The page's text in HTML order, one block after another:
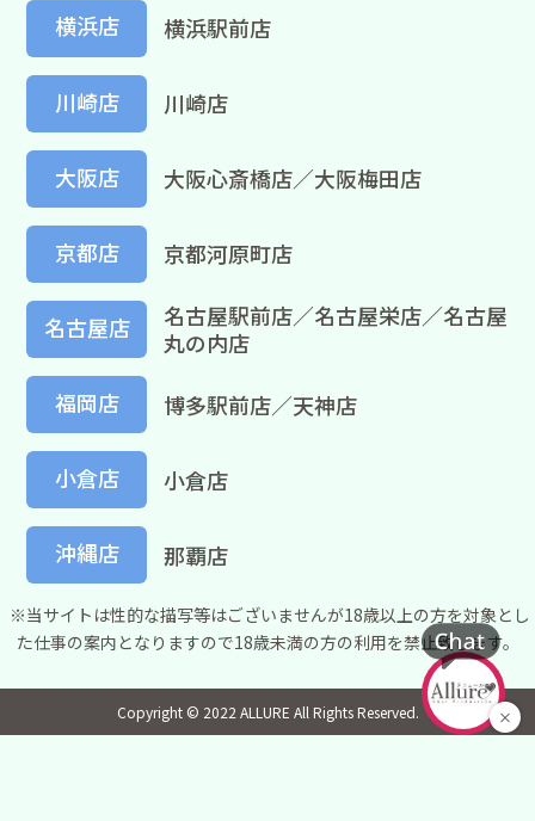
横浜店 横浜駅前店
川崎店 川崎店
大阪店 大阪心斎橋店／大阪梅田店
京都店 京都河原町店
名古屋店
名古屋駅前店／名古屋栄店／名古屋
丸の内店
福岡店
博多駅前店／天神店
小倉店 小倉店
沖縄店 那覇店
※当サイトは性的な描写等はございませんが18歳以上の方を対象とし
た仕事の案内となりますので18歳未満の方の利用を禁止致します。
Copyright © 2022 ALLURE All Rights Reserved.